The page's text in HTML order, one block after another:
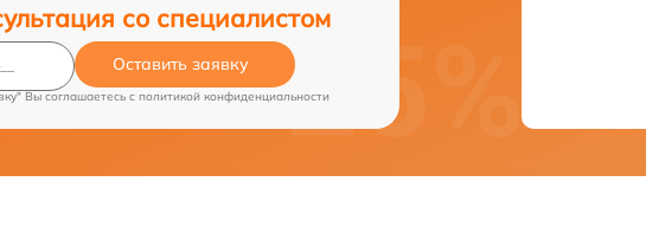
со специалистом
Оставить заявку
Вы соглашаетесь c политикой конфиденциальности